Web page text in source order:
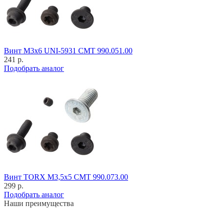
Винт M3x6 UNI-5931 CMT 990.051.00
241 р.
Подобрать аналог
Винт TORX M3,5x5 CMT 990.073.00
299 р.
Подобрать аналог
Наши преимущества